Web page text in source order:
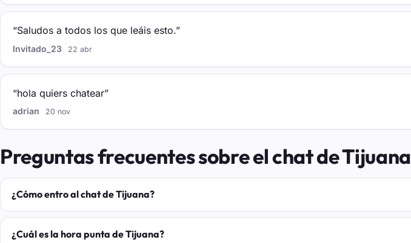
“Saludos a todos los que leáis esto.”
Invitado_23 22 abr
“hola quiers chatear”
adrian 20 nov
Preguntas frecuentes sobre el chat de Tijuana
¿Cómo entro al chat de Tijuana?
¿Cuál es la hora punta de Tijuana?